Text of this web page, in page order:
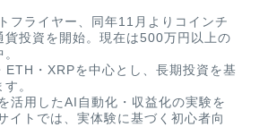
フライヤー、同年11月よりコインチ
貨投資を開始。現在は500万円以上の
ETH・XRPを中心とし、長期投資を基
。
活用したAI自動化・収益化の実験を
イトでは、実体験に基づく初心者向